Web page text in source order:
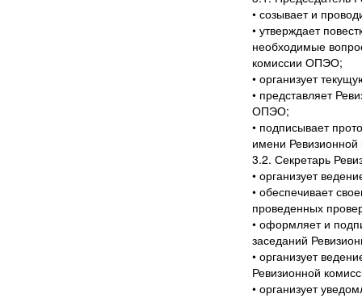
• созывает и
• утверждает
необходимые
комиссии ОПЭО;
• организует
• представляет
ОПЭО;
• подписывает
имени
3.2. Секретарь
• организует
• обеспечивает
проведенных
• оформляет и
заседаний
• организует
Ревизионной
• организует